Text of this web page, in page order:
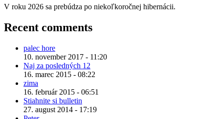
V roku 2026 sa prebúdza po niekoľkoročnej hibernácii.
Recent comments
palec hore
10. november 2017 - 11:20
Naj za posledných 12
16. marec 2015 - 08:22
zima
16. február 2015 - 06:51
Stiahnite si bulletin
27. august 2014 - 17:19